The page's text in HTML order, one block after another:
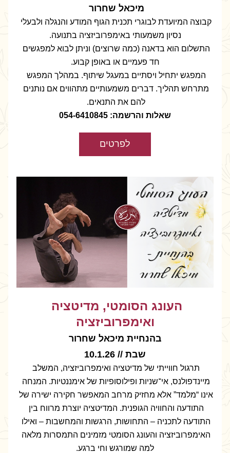
מיכאל שחרור
נסיון משמעותי באימפרוביזציה בתנועה.
חד פעמיים או באופן קבוע.
להם את התנאים.
שאלות והרשמה: 054-6410845
לפרטים
ואימפרוביזציה
בהנחיית מיכאל שחרור
שבת // 10.1.26
למה שמורגש וחי ברגע.